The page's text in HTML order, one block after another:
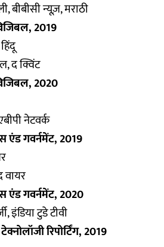
बीबीसी न्यूज़, मराठी
2019
द क्विंट
2020
नेटवर्क
एंड गवर्नमेंट, 2019
वायर
एंड गवर्नमेंट, 2020
इंडिया टुडे टीवी
रिपोर्टिंग, 2019